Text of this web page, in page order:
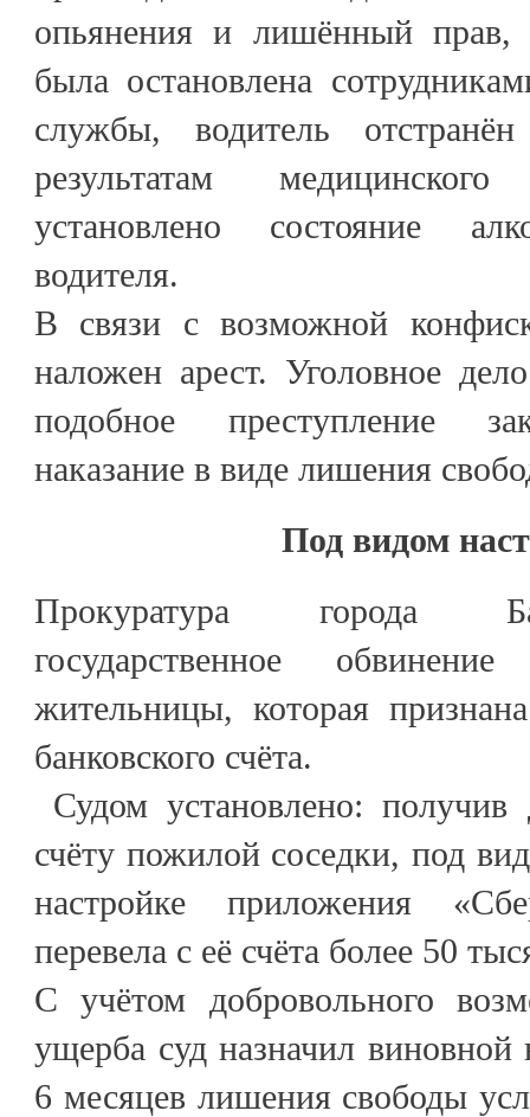
опьянения и лишённый
была остановлена
службы, водитель
результатам медицинского
установлено состояние
водителя.
В связи с возможной
наложен арест. Уголовное
подобное преступление
наказание в виде лишения
Под видом
Прокуратура города
государственное
жительницы, которая
банковского счёта.
Судом установлено: получив
счёту пожилой соседки, под
настройке приложения
перевела с её счёта более 50
С учётом добровольного
ущерба суд назначил виновной
6 месяцев лишения свободы